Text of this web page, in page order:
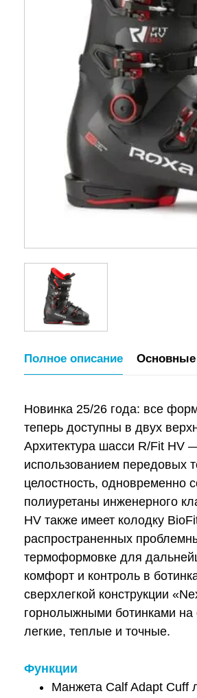
Полное описание Основные
Новинка 25/26 года: все
теперь доступны в двух
Архитектура шасси R/Fit HV
использованием передовых
целостность, одновременно
полиуретаны инженерного
HV также имеет колодку
распространенных
термоформовке для
комфорт и контроль в
сверхлегкой конструкции
горнолыжными ботинками
легкие, теплые и точные.
Функции
Манжета Calf Adapt Cuff